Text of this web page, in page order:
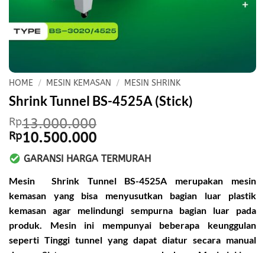
HOME / MESIN KEMASAN / MESIN SHRINK
Shrink Tunnel BS-4525A (Stick)
Rp13.000.000
Original
price
was:
Rp13.000.000.
Rp10.500.000Current
price
is:
Rp10.500.000.
GARANSI HARGA TERMURAH
Mesin Shrink Tunnel BS-4525A merupakan mesin
kemasan yang bisa menyusutkan bagian luar plastik
kemasan agar melindungi sempurna bagian luar pada
produk. Mesin ini mempunyai beberapa keunggulan
seperti Tinggi tunnel yang dapat diatur secara manual